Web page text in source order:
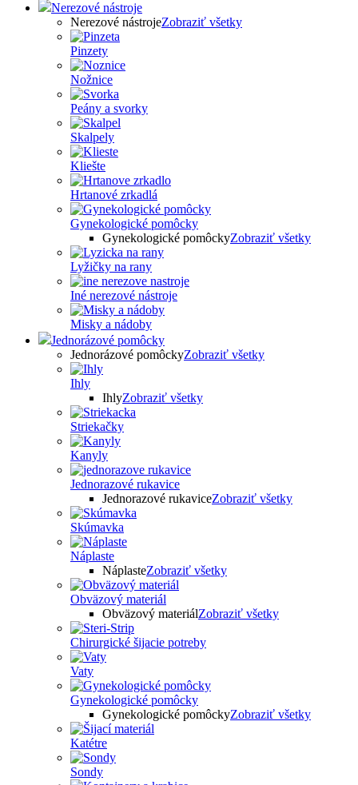
Nerezové nástroje
Nerezové nástrojeZobraziť všetky
Pinzety
Nožnice
Peány a svorky
Skalpely
Kliešte
Hrtanové zrkadlá
Gynekologické pomôcky
Gynekologické pomôckyZobraziť všetky
Lyžičky na rany
Iné nerezové nástroje
Misky a nádoby
Jednorázové pomôcky
Jednorázové pomôckyZobraziť všetky
Ihly
IhlyZobraziť všetky
Striekačky
Kanyly
Jednorazové rukavice
Jednorazové rukaviceZobraziť všetky
Skúmavka
Náplaste
NáplasteZobraziť všetky
Obväzový materiál
Obväzový materiálZobraziť všetky
Chirurgické šijacie potreby
Vaty
Gynekologické pomôcky
Gynekologické pomôckyZobraziť všetky
Katétre
Sondy